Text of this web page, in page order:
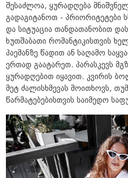
შესაძლოა, ყურადღება
გადაგიტანოთ - პრიორიტეტები
და სიტუაცია თანდათანობით
ხუთშაბათი რომანტიკისთვის
პაემანზე წადით ან საღამო
ერთად გაატარეთ. პარასკევს
ყურადღებით იყავით. კვირის
მეტ ძალისხმევას მოითხოვს,
წარმატებებისთვის საიმედო